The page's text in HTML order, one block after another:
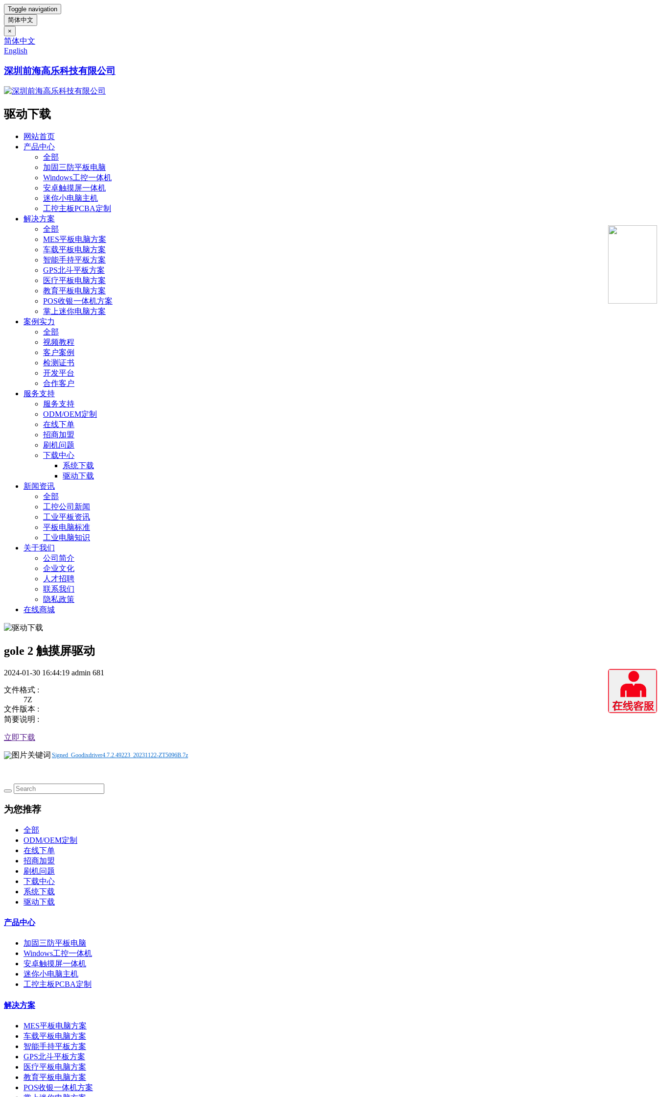
Toggle navigation
简体中文
×
简体中文
English
深圳前海高乐科技有限公司
驱动下载
网站首页
产品中心
全部
加固三防平板电脑
Windows工控一体机
安卓触摸屏一体机
迷你小电脑主机
工控主板PCBA定制
解决方案
全部
MES平板电脑方案
车载平板电脑方案
智能手持平板方案
GPS北斗平板方案
医疗平板电脑方案
教育平板电脑方案
POS收银一体机方案
掌上迷你电脑方案
案例实力
全部
视频教程
客户案例
检测证书
开发平台
合作客户
服务支持
服务支持
ODM/OEM定制
在线下单
招商加盟
刷机问题
下载中心
系统下载
驱动下载
新闻资讯
全部
工控公司新闻
工业平板资讯
平板电脑标准
工业电脑知识
关于我们
公司简介
企业文化
人才招聘
联系我们
隐私政策
在线商城
gole 2 触摸屏驱动
2024-01-30 16:44:19 admin 681
文件格式 :
7Z
文件版本 :
简要说明 :
立即下载
Signed_Goodixdriver4.7.2.49223_20231122-ZT5096B.7z
为您推荐
全部
ODM/OEM定制
在线下单
招商加盟
刷机问题
下载中心
系统下载
驱动下载
产品中心
加固三防平板电脑
Windows工控一体机
安卓触摸屏一体机
迷你小电脑主机
工控主板PCBA定制
解决方案
MES平板电脑方案
车载平板电脑方案
智能手持平板方案
GPS北斗平板方案
医疗平板电脑方案
教育平板电脑方案
POS收银一体机方案